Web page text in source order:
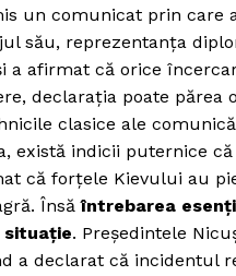
un comunicat prin
său, reprezentanța
a afirmat că orice
declarația poate
clasice ale
există indicii puternice
că forțele Kievului au
Însăîntrebarea
situație. Președintele
a declarat că incidentul